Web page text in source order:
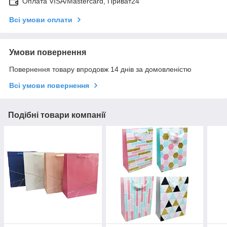
Всі умови оплати
Умови повернення
Повернення товару впродовж 14 днів за домовленістю
Всі умови повернення
Подібні товари компанії